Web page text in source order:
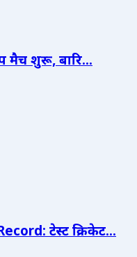
मैच शुरू, बारि...
टेस्ट क्रिकेट...